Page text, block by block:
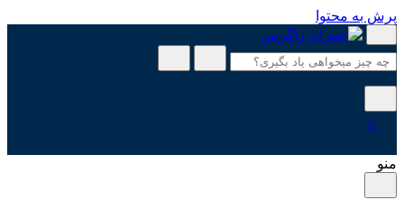
پرش به محتوا
0
منو